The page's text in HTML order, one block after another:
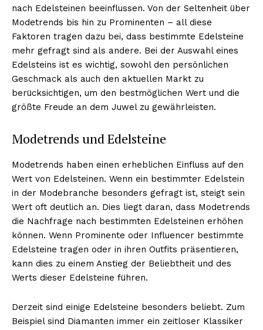
NEWSLETTER ABONNIEREN
Inhalte
nach Edelsteinen beeinflussen. Von der Seltenheit über
Modetrends bis hin zu Prominenten – all diese
Faktoren tragen dazu bei, dass bestimmte Edelsteine
mehr gefragt sind als andere. Bei der Auswahl eines
Edelsteins ist es wichtig, sowohl den persönlichen
Geschmack als auch den aktuellen Markt zu
berücksichtigen, um den bestmöglichen Wert und die
größte Freude an dem Juwel zu gewährleisten.
Modetrends und Edelsteine
Modetrends haben einen erheblichen Einfluss auf den
Wert von Edelsteinen. Wenn ein bestimmter Edelstein
in der Modebranche besonders gefragt ist, steigt sein
Wert oft deutlich an. Dies liegt daran, dass Modetrends
die Nachfrage nach bestimmten Edelsteinen erhöhen
können. Wenn Prominente oder Influencer bestimmte
Edelsteine tragen oder in ihren Outfits präsentieren,
kann dies zu einem Anstieg der Beliebtheit und des
Werts dieser Edelsteine führen.
Derzeit sind einige Edelsteine besonders beliebt. Zum
Beispiel sind Diamanten immer ein zeitloser Klassiker